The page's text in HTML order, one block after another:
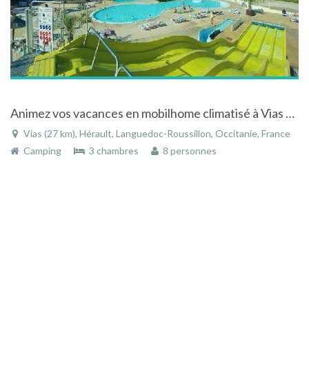
Animez vos vacances en mobilhome climatisé à Vias plage dans l'Hérault dans le Languedoc-Roussillon
Vias (27 km), Hérault, Languedoc-Roussillon, Occitanie, France
Camping
3 chambres 8 personnes